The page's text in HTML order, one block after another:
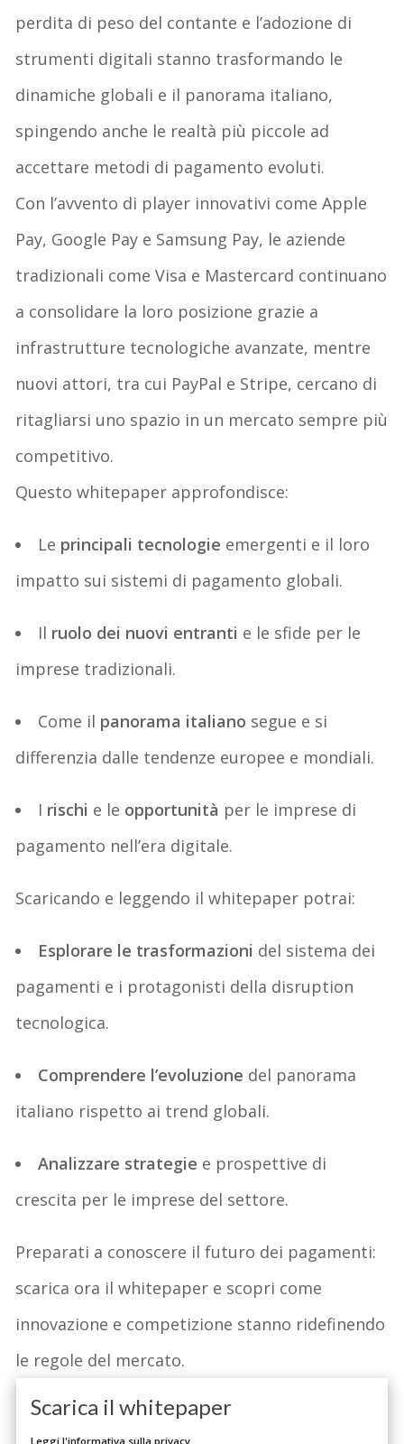
perdita di peso del contante e l’adozione di
strumenti digitali stanno trasformando le
dinamiche globali e il panorama italiano,
spingendo anche le realtà più piccole ad
accettare metodi di pagamento evoluti.
Con l’avvento di player innovativi come Apple
Pay, Google Pay e Samsung Pay, le aziende
tradizionali come Visa e Mastercard continuano
a consolidare la loro posizione grazie a
infrastrutture tecnologiche avanzate, mentre
nuovi attori, tra cui PayPal e Stripe, cercano di
ritagliarsi uno spazio in un mercato sempre più
competitivo.
Questowhitepaper approfondisce:
Le principali tecnologie emergenti e il loro
impatto sui sistemi di pagamento globali.
Il ruolo dei nuovi entranti e le sfide per le
imprese tradizionali.
Come il panorama italiano segue e si
differenzia dalle tendenze europee e mondiali.
I rischi e le opportunità per le imprese di
pagamento nell’era digitale.
Scaricando e leggendo ilwhitepaper potrai:
Esplorare le trasformazioni del sistema dei
pagamenti e i protagonisti della disruption
tecnologica.
Comprendere l’evoluzione del panorama
italiano rispetto ai trend globali.
Analizzare strategie e prospettive di
crescita per le imprese del settore.
Preparati a conoscere il futuro dei pagamenti:
scarica ora ilwhitepaper e scopri come
innovazione e competizione stanno ridefinendo
le regole del mercato.
Scarica il whitepaper
Leggi l'informativa sulla privacy